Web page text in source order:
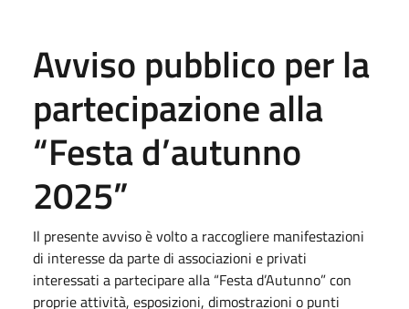
Avviso pubblico per la
partecipazione alla
“Festa d’autunno
2025”
Il presente avviso è volto a raccogliere manifestazioni
di interesse da parte di associazioni e privati
interessati a partecipare alla “Festa d’Autunno” con
proprie attività, esposizioni, dimostrazioni o punti